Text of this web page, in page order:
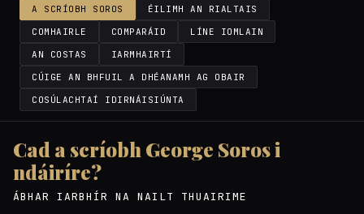
A SCRÍOBH SOROS
ÉILIMH AN RIALTAIS
COMHAIRLE
COMPARÁID
LÍNE IOMLAIN
AN COSTAS
IARMHAIRTÍ
CÚIGE AN BHFUIL A DHÉANAMH AG OBAIR
COSÚLACHTAÍ IDIRNÁISIÚNTA
Cad a scríobh George Soros i
ndáiríre?
ÁBHAR IARBHÍR NA NAILT THUAIRIME